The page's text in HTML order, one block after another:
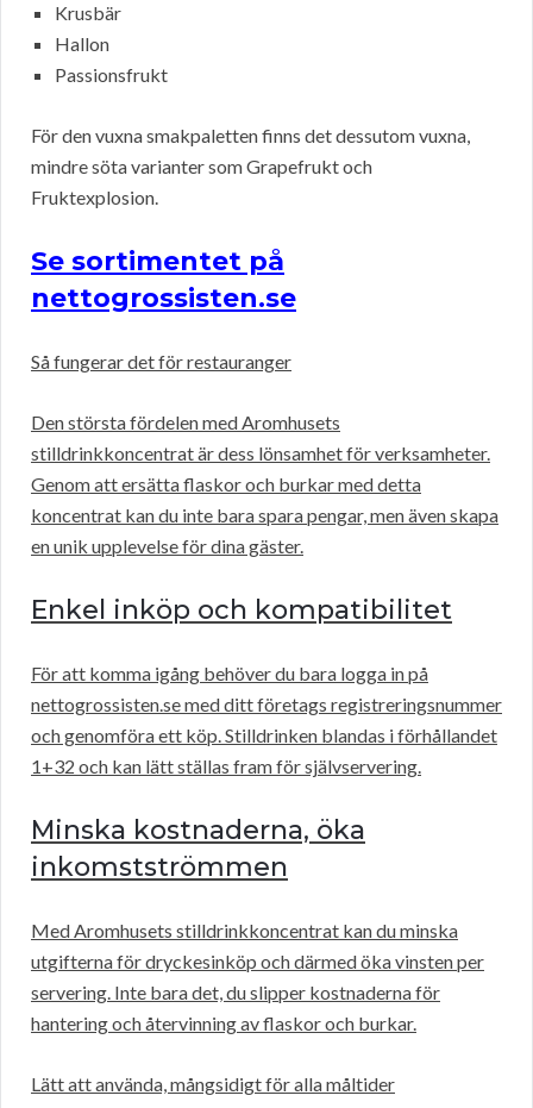
Krusbär
Hallon
Passionsfrukt
För den vuxna smakpaletten finns det dessutom vuxna,
mindre söta varianter som Grapefrukt och
Fruktexplosion.
Se sortimentet på
nettogrossisten.se
Så fungerar det för restauranger
Den största fördelen med Aromhusets
stilldrinkkoncentrat är dess lönsamhet för verksamheter.
Genom att ersätta flaskor och burkar med detta
koncentrat kan du inte bara spara pengar, men även skapa
en unik upplevelse för dina gäster.
Enkel inköp och kompatibilitet
För att komma igång behöver du bara logga in på
nettogrossisten.se med ditt företags registreringsnummer
och genomföra ett köp. Stilldrinken blandas i förhållandet
1+32 och kan lätt ställas fram för självservering.
Minska kostnaderna, öka
inkomstströmmen
Med Aromhusets stilldrinkkoncentrat kan du minska
utgifterna för dryckesinköp och därmed öka vinsten per
servering. Inte bara det, du slipper kostnaderna för
hantering och återvinning av flaskor och burkar.
Lätt att använda, mångsidigt för alla måltider